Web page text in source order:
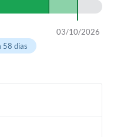
03/10/2026
58 dias